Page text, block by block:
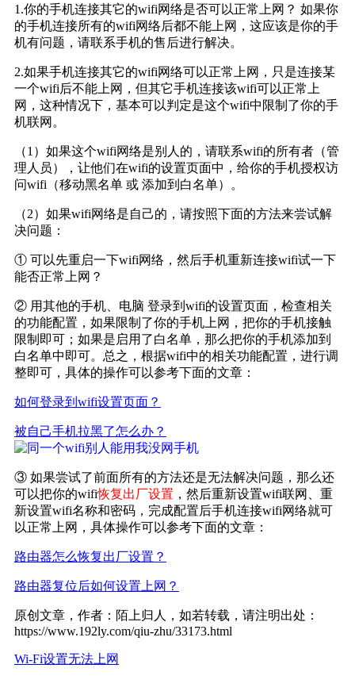
1.你的手机连接其它的wifi网络是否可以正常上网？ 如果你
的手机连接所有的wifi网络后都不能上网，这应该是你的手
机有问题，请联系手机的售后进行解决。
2.如果手机连接其它的wifi网络可以正常上网，只是连接某
一个wifi后不能上网，但其它手机连接该wifi可以正常上
网，这种情况下，基本可以判定是这个wifi中限制了你的手
机联网。
（1）如果这个wifi网络是别人的，请联系wifi的所有者（管
理人员），让他们在wifi的设置页面中，给你的手机授权访
问wifi（移动黑名单 或 添加到白名单）。
（2）如果wifi网络是自己的，请按照下面的方法来尝试解
决问题：
① 可以先重启一下wifi网络，然后手机重新连接wifi试一下
能否正常上网？
② 用其他的手机、电脑 登录到wifi的设置页面，检查相关
的功能配置，如果限制了你的手机上网，把你的手机接触
限制即可；如果是启用了白名单，那么把你的手机添加到
白名单中即可。总之，根据wifi中的相关功能配置，进行调
整即可，具体的操作可以参考下面的文章：
如何登录到wifi设置页面？
被自己手机拉黑了怎么办？
③ 如果尝试了前面所有的方法还是无法解决问题，那么还
可以把你的wifi恢复出厂设置 ，然后重新设置wifi联网、重
新设置wifi名称和密码，完成配置后手机连接wifi网络就可
以正常上网，具体操作可以参考下面的文章：
路由器怎么恢复出厂设置？
路由器复位后如何设置上网？
原创文章，作者：陌上归人，如若转载，请注明出处：
https://www.192ly.com/qiu-zhu/33173.html
Wi-Fi设置无法上网